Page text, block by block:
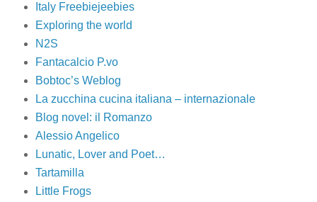
Italy Freebiejeebies
Exploring the world
N2S
Fantacalcio P.vo
Bobtoc’s Weblog
La zucchina cucina italiana – internazionale
Blog novel: il Romanzo
Alessio Angelico
Lunatic, Lover and Poet…
Tartamilla
Little Frogs